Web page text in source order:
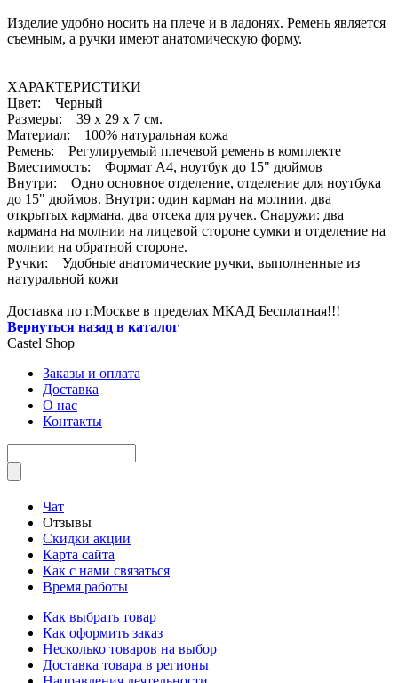
Изделие удобно носить на плече и в ладонях. Ремень является
съемным, а ручки имеют анатомическую форму.
ХАРАКТЕРИСТИКИ
Цвет: Черный
Размеры: 39 х 29 х 7 см.
Материал: 100% натуральная кожа
Ремень: Регулируемый плечевой ремень в комплекте
Вместимость: Формат A4, ноутбук до 15" дюймов
Внутри: Одно основное отделение, отделение для ноутбука
до 15" дюймов. Внутри: один карман на молнии, два
открытых кармана, два отсека для ручек. Снаружи: два
кармана на молнии на лицевой стороне сумки и отделение на
молнии на обратной стороне.
Ручки: Удобные анатомические ручки, выполненные из
натуральной кожи
Доставка по г.Москве в пределах МКАД Бесплатная!!!
Вернуться назад в каталог
Castel Shop
Заказы и оплата
Доставка
О нас
Контакты
Чат
Отзывы
Скидки акции
Карта сайта
Как с нами связаться
Время работы
Как выбрать товар
Как оформить заказ
Несколько товаров на выбор
Доставка товара в регионы